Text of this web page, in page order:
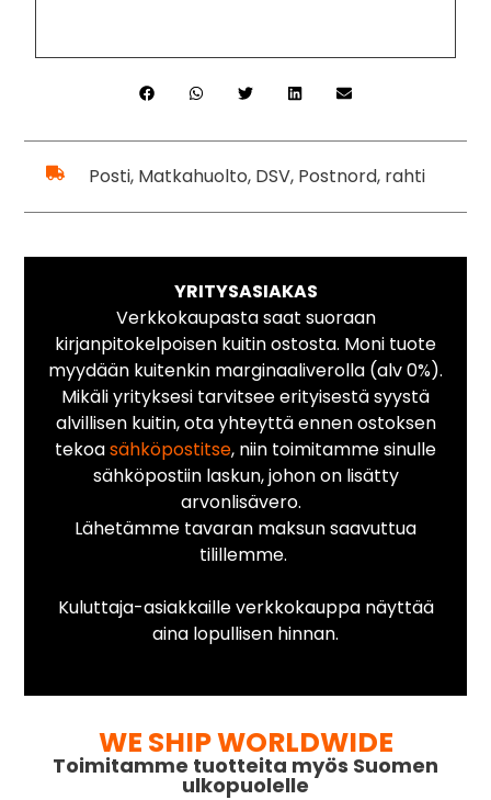
Posti, Matkahuolto, DSV, Postnord, rahti
YRITYSASIAKAS
Verkkokaupasta saat suoraan
kirjanpitokelpoisen kuitin ostosta. Moni tuote
myydään kuitenkin marginaaliverolla (alv 0%).
Mikäli yrityksesi tarvitsee erityisestä syystä
alvillisen kuitin, ota yhteyttä ennen ostoksen
tekoasähköpostitse, niin toimitamme sinulle
sähköpostiin laskun, johon on lisätty
arvonlisävero.
Lähetämme tavaran maksun saavuttua
tilillemme.
Kuluttaja-asiakkaille verkkokauppa näyttää
aina lopullisen hinnan.
WE SHIP WORLDWIDE
Toimitamme tuotteita myös Suomen
ulkopuolelle